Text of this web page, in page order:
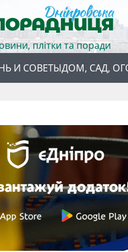
плітки та поради
И СОВЕТЫДОМ, САД,